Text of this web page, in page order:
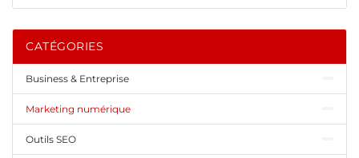
CATÉGORIES
Business & Entreprise
Marketing numérique
Outils SEO